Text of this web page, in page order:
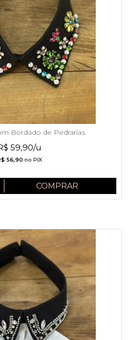
Bordado de Pedrarias
59,90/u
56,90 no PIX
COMPRAR